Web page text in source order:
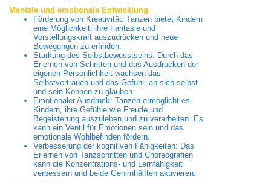
Mentale und emotionale Entwicklung
Förderung von Kreativität: Tanzen bietet Kindern
eine Möglichkeit, ihre Fantasie und
Vorstellungskraft auszudrücken und neue
Bewegungen zu erfinden.
Stärkung des Selbstbewusstseins: Durch das
Erlernen von Schritten und das Ausdrücken der
eigenen Persönlichkeit wachsen das
Selbstvertrauen und das Gefühl, an sich selbst
und sein Können zu glauben.
Emotionaler Ausdruck: Tanzen ermöglicht es
Kindern, ihre Gefühle wie Freude und
Begeisterung auszuleben und zu verarbeiten. Es
kann ein Ventil für Emotionen sein und das
emotionale Wohlbefinden fördern.
Verbesserung der kognitiven Fähigkeiten: Das
Erlernen von Tanzschritten und Choreografien
kann die Konzentrations- und Lernfähigkeit
verbessern und beide Gehirnhälften aktivieren.